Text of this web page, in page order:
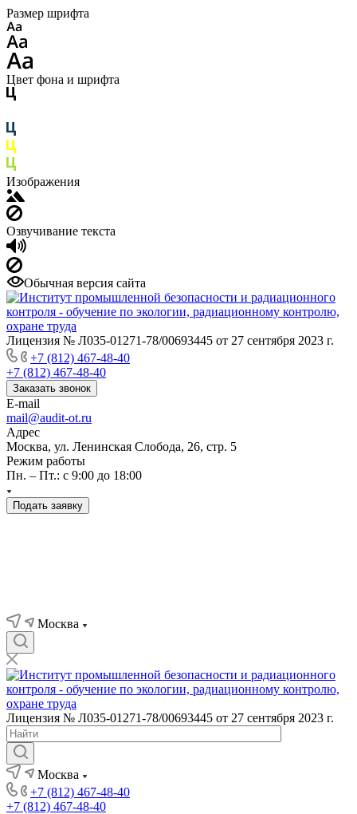
Размер шрифта
Цвет фона и шрифта
Изображения
Озвучивание текста
Обычная версия сайта
Лицензия № Л035-01271-78/00693445 от 27 сентября 2023 г.
+7 (812) 467-48-40
+7 (812) 467-48-40
Заказать звонок
E-mail
mail@audit-ot.ru
Адрес
Москва, ул. Ленинская Слобода, 26, стр. 5
Режим работы
Пн. – Пт.: с 9:00 до 18:00
Подать заявку
Москва
Лицензия № Л035-01271-78/00693445 от 27 сентября 2023 г.
Москва
+7 (812) 467-48-40
+7 (812) 467-48-40